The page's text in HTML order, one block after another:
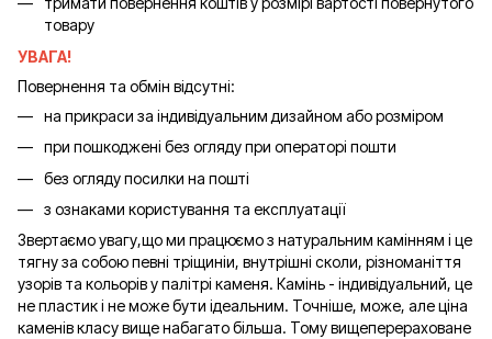
товару
УВАГА!
Повернення та обмін відсутні:
на прикраси за індивідуальним дизайном або розміром
при пошкоджені без огляду при операторі пошти
без огляду посилки на пошті
з ознаками користування та експлуатації
Звертаємо увагу,що ми працюємо з натуральним камінням і це
тягну за собою певні тріщиніи, внутрішні сколи, різноманіття
узорів та кольорів у палітрі каменя. Камінь - індивідуальний, це
не пластик і не може бути ідеальним. Точніше, може, але ціна
каменів класу вище набагато більша. Тому вищеперераховане